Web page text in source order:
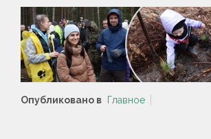
Опубликовано в Главное